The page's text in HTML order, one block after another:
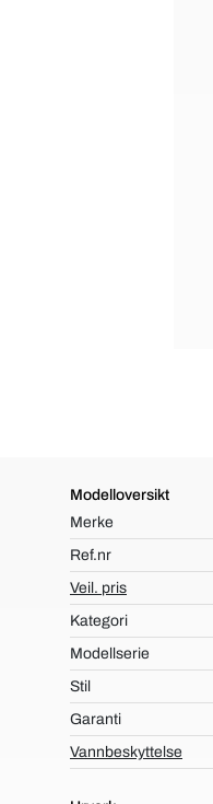
Modelloversikt
Merke
Ref.nr
Veil. pris
Kategori
Modellserie
Stil
Garanti
Vannbeskyttelse